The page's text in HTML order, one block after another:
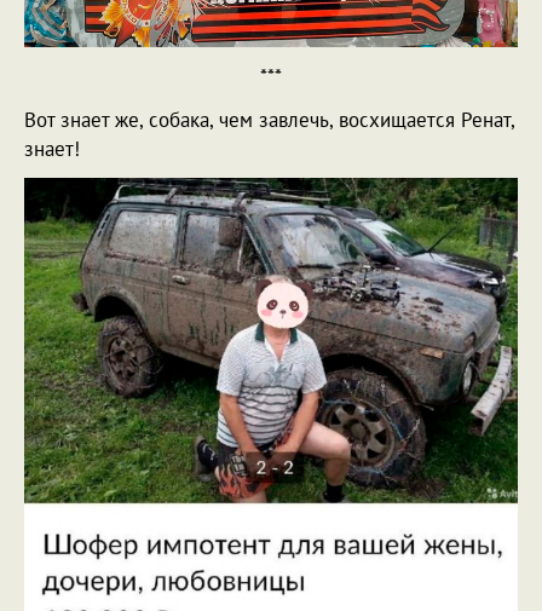
***
Вот знает же, собака, чем завлечь, восхищается Ренат,
знает!